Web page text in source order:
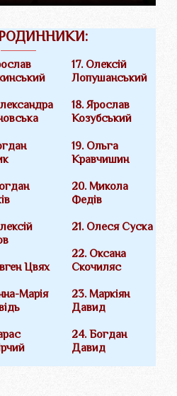
Євген Цвях
17. Олексій
Лопушанський
18. Ярослав
Козубський
19. Ольга
Кравчишин
20. Микола
Федів
21. Олеся Суска
22. Оксана
Скочиляс
23. Маркіян
Давид
24. Богдан
Давид